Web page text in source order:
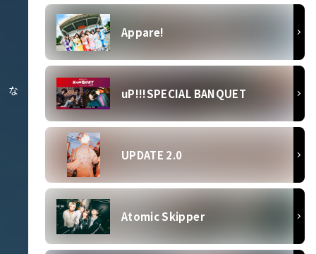
な
Appare!
uP!!!SPECIAL BANQUET
UPDATE 2.0
Atomic Skipper